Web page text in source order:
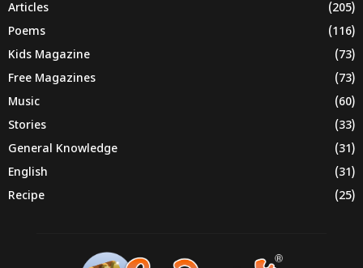
Articles
(205)
Poems
(116)
Kids Magazine
(73)
Free Magazines
(73)
Music
(60)
Stories
(33)
General Knowledge
(31)
English
(31)
Recipe
(25)